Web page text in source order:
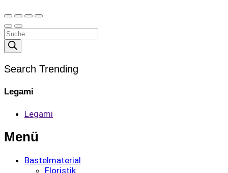
Products
search
Search Trending
Legami
Legami
Menü
Bastelmaterial
Floristik